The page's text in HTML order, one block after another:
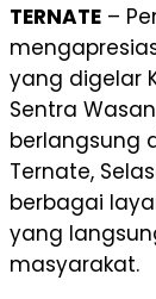
TERNATE –
yang digelar
Sentra
berlangsung
Ternate,
berbagai
yang
masyarakat.